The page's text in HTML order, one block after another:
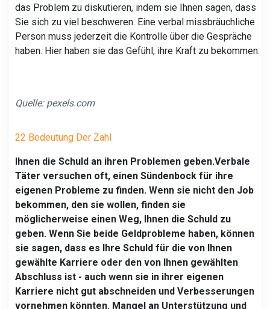
das Problem zu diskutieren, indem sie Ihnen sagen, dass
Sie sich zu viel beschweren. Eine verbal missbräuchliche
Person muss jederzeit die Kontrolle über die Gespräche
haben. Hier haben sie das Gefühl, ihre Kraft zu bekommen.
Quelle: pexels.com
22 Bedeutung Der Zahl
Ihnen die Schuld an ihren Problemen geben.Verbale
Täter versuchen oft, einen Sündenbock für ihre
eigenen Probleme zu finden. Wenn sie nicht den Job
bekommen, den sie wollen, finden sie
möglicherweise einen Weg, Ihnen die Schuld zu
geben. Wenn Sie beide Geldprobleme haben, können
sie sagen, dass es Ihre Schuld für die von Ihnen
gewählte Karriere oder den von Ihnen gewählten
Abschluss ist - auch wenn sie in ihrer eigenen
Karriere nicht gut abschneiden und Verbesserungen
vornehmen könnten. Mangel an Unterstützung und